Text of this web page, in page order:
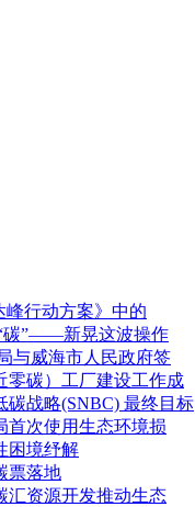
峰行动方案》中的
碳”——新晃这波操作
与威海市人民政府签
零碳）工厂建设工作成
战略(SNBC) 最终目标
首次使用生态环境损
困境纾解
票落地
汇资源开发推动生态